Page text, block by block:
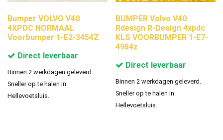
Bumper VOLVO V40
4XPDC NORMAAL
Voorbumper 1-E2-3454Z
Direct leverbaar
Binnen 2 werkdagen geleverd.
Sneller op te halen in
Hellevoetsluis.
BUMPER Volvo V40
Rdesign R-Design 4xpdc
KLS VOORBUMPER 1-E7-
4984z
Direct leverbaar
Binnen 2 werkdagen geleverd.
Sneller op te halen in
Hellevoetsluis.